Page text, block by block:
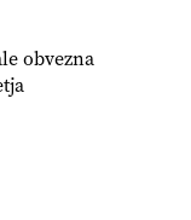
obvezna